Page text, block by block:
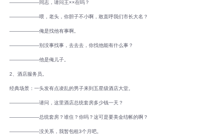
――――――同志，请问王××在吗？
――――――喂，老头，你胆子不小啊，敢直呼我们市长大名？
――――――俺是找他有事啊。
――――――别没事找事，去去去，你找他能有什么事？
――――――他是俺儿子。
2、酒店服务员。
经典场景：一头发有点凌乱的男子来到五星级酒店大堂。
――――――请问，这里酒店总统套房多少钱一天？
――――――总统套房？谁住？你吗？这可是要美金结帐的啊？
――――――没关系，我暂包租3个月吧。